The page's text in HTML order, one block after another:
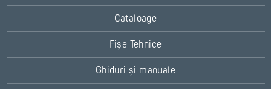
Cataloage
Fișe Tehnice
Ghiduri și manuale